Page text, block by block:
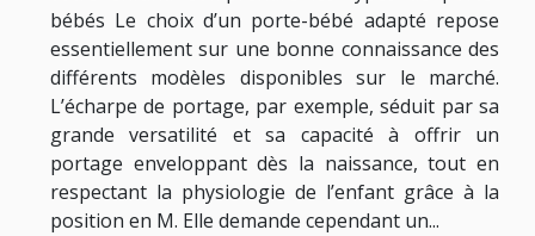
bébés Le choix d’un porte-bébé adapté repose
essentiellement sur une bonne connaissance des
différents modèles disponibles sur le marché.
L’écharpe de portage, par exemple, séduit par sa
grande versatilité et sa capacité à offrir un
portage enveloppant dès la naissance, tout en
respectant la physiologie de l’enfant grâce à la
position en M. Elle demande cependant un...